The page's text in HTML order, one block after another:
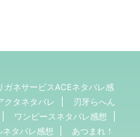
ガネサービスACEネタバレ感
クタネタバレ
刃牙らへん
ワンピースネタバレ感想
ネタバレ感想
あつまれ！